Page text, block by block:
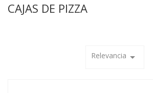
CAJAS DE PIZZA
Relevancia arrow_drop_down